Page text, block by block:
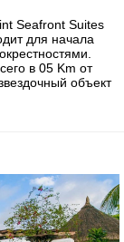
Seafront Suites
для начала
в 05 Km от
объект